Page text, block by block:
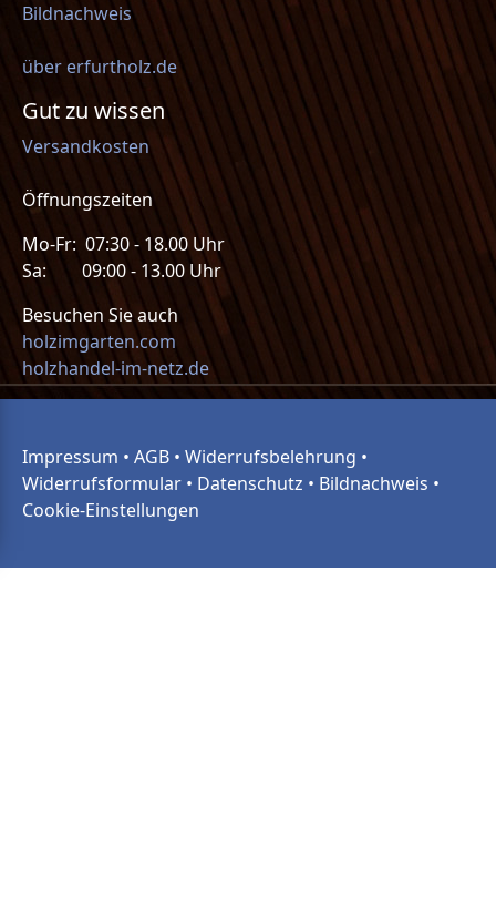
Bildnachweis
über erfurtholz.de
Gut zu wissen
Versandkosten
Öffnungszeiten
Mo-Fr: 07:30 - 18.00 Uhr
Sa: 09:00 - 13.00 Uhr
Besuchen Sie auch
holzimgarten.com
holzhandel-im-netz.de
Impressum • AGB • Widerrufsbelehrung •
Widerrufsformular • Datenschutz • Bildnachweis •
Cookie-Einstellungen